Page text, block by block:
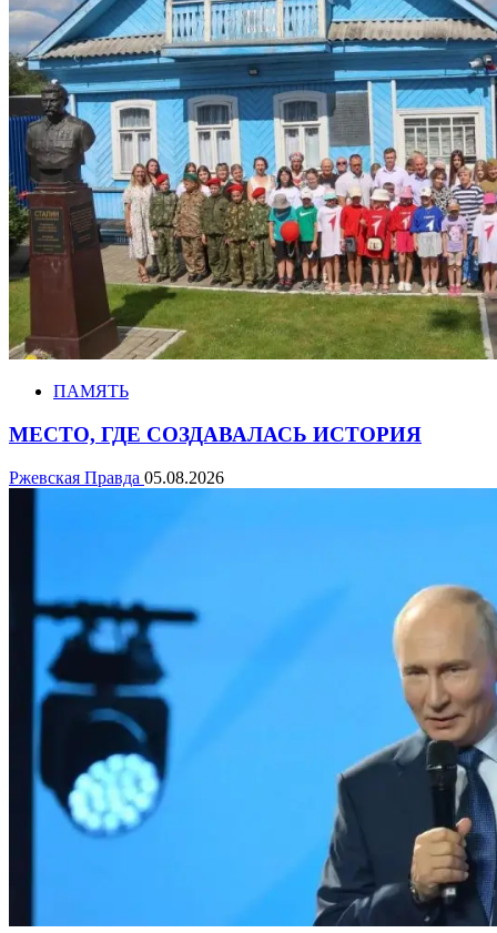
ПАМЯТЬ
МЕСТО, ГДЕ СОЗДАВАЛАСЬ ИСТОРИЯ
Ржевская Правда 05.08.2026